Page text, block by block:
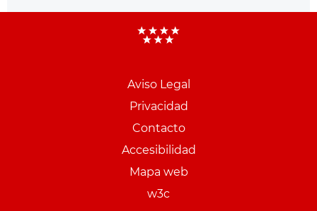
Aviso Legal
Privacidad
Contacto
Accesibilidad
Mapa web
w3c